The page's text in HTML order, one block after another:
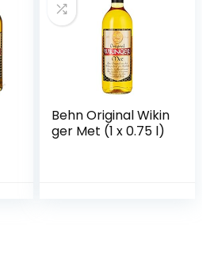
Behn Original Wikin
ger Met (1 x 0.75 l)